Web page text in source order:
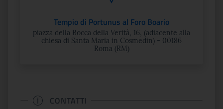
Tempio di Portunus al Foro Boario
piazza della Bocca della Verità, 16, (adiacente alla
chiesa di Santa Maria in Cosmedin) - 00186
Roma (RM)
CONTATTI